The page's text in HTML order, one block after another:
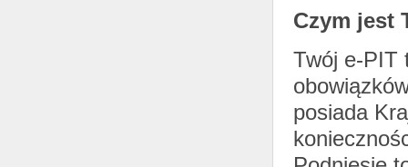
Czym jest
Twój e-PIT
posiada